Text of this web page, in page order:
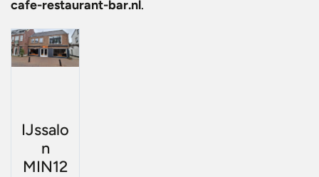
cafe-restaurant-bar.nl.
IJssalo
n
MIN12